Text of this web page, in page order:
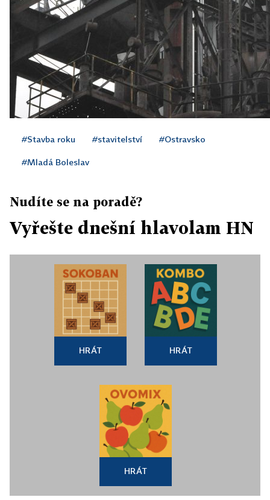
#Stavba roku #stavitelství #Ostravsko
#Mladá Boleslav
Nudíte se na poradě?
Vyřešte dnešní hlavolam HN
HRÁT HRÁT
HRÁT